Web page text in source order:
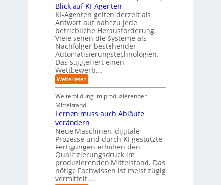
t
e
l
l
e
r
n
i
n
d
e
r
I
n
d
u
s
t
r
i
e
e
r
m
ö
g
l
i
c
h
e
n
k
o
,
w
a
c
h
s
e
n
d
e
R
a
n
o
m
w
a
r
e
-
G
e
f
d
u
s
t
r
i
e
r
o
b
o
t
r
-
Z
w
i
l
l
i
n
g
f
ü
r
T
t
o
r
t
Blick auf KI-Agenten
KI-Agenten gelten derzeit als
Antwort auf nahezu jede
betriebliche Herausforderung.
Viele sehen die Systeme als
Nachfolger bestehender
Automatisierungstechnologien.
Das suggeriert einen
Wettbewerb,…
Weiterlesen:
E
n
e
h
r
l
i
c
h
e
r
(
u
n
Weiterbildung im produzierenden
Mittelstand
Lernen muss auch Abläufe
verändern
Neue Maschinen, digitale
Prozesse und durch KI gestützte
Fertigungen erhöhen den
Qualifizierungsdruck im
produzierenden Mittelstand. Das
nötige Fachwissen ist meist zügig
vermittelt.…